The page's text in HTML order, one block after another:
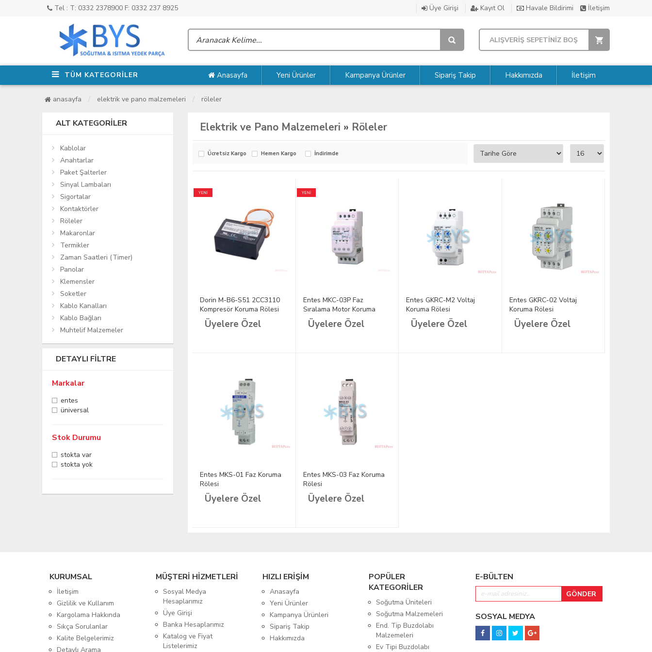
Tel : T: 0332 2378900 F: 0332 237 8925 Üye Girişi Kayıt Ol Havale Bildirimi İletişim
ALIŞVERİŞ SEPETİNİZ BOŞ
TÜM KATEGORİLER Anasayfa Yeni Ürünler Kampanya Ürünler Sipariş Takip Hakkımızda İletişim
anasayfa elektrik ve pano malzemeleri röleler
ALT KATEGORILER
Kablolar
Anahtarlar
Paket Şalterler
Sinyal Lambaları
Sigortalar
Kontaktörler
Röleler
Makaronlar
Termikler
Zaman Saatleri (Timer)
Panolar
Klemensler
Soketler
Kablo Kanalları
Kablo Bağları
Muhtelif Malzemeler
DETAYLI FILTRE
Markalar
entes
üniversal
Stok Durumu
stokta var
stokta yok
Elektrik ve Pano Malzemeleri » Röleler
Ücretsiz Kargo Hemen Kargo İndirimde
YENİ
Dorin M-B6-S51 2CC3110
Kompresör Koruma Rölesi
Üyelere Özel
YENİ
Entes MKC-03P Faz
Sıralama Motor Koruma
Rölesi, Ptc Korumalı
Üyelere Özel
Entes GKRC-M2 Voltaj
Koruma Rölesi
Üyelere Özel
Entes GKRC-02 Voltaj
Koruma Rölesi
Üyelere Özel
Entes MKS-01 Faz Koruma
Rölesi
Üyelere Özel
Entes MKS-03 Faz Koruma
Rölesi
Üyelere Özel
KURUMSAL
İletişim
Gizlilik ve Kullanım
Kargolama Hakkında
Sıkça Sorulanlar
Kalite Belgelerimiz
Detaylı Arama
MÜŞTERİ HİZMETLERİ
Sosyal Medya
Hesaplarımız
Üye Girişi
Banka Hesaplarımız
Katalog ve Fiyat
Listelerimiz
HIZLI ERİŞİM
Anasayfa
Yeni Ürünler
Kampanya Ürünleri
Sipariş Takip
Hakkımızda
POPÜLER
KATEGORİLER
Soğutma Üniteleri
Soğutma Malzemeleri
End. Tip Buzdolabı
Malzemeleri
Ev Tipi Buzdolabı
E-BÜLTEN
SOSYAL MEDYA